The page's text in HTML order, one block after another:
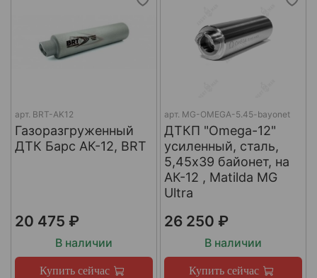
арт. BRT-AK12
Газоразгруженный
ДТК Барс АК-12, BRT
20 475 ₽
В наличии
Купить сейчас
арт. MG-OMEGA-5.45-bayonet
ДТКП "Omega-12"
усиленный, сталь,
5,45x39 байонет, на
АК-12 , Matilda MG
Ultra
26 250 ₽
В наличии
Купить сейчас